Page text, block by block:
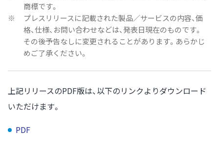
商標です。
※
プレスリリースに記載された製品／サービスの内容、価
格、仕様、お問い合わせなどは、発表日現在のものです。
その後予告なしに変更されることがあります。あらかじ
めご了承ください。
上記リリースのPDF版は、以下のリンクよりダウンロード
いただけます。
PDF